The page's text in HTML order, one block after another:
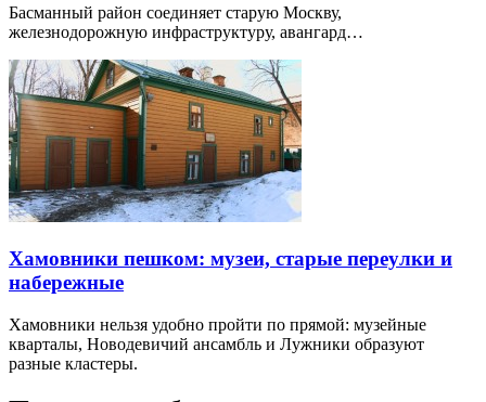
Басманный район соединяет старую Москву,
железнодорожную инфраструктуру, авангард…
Хамовники пешком: музеи, старые переулки и
набережные
Хамовники нельзя удобно пройти по прямой: музейные
кварталы, Новодевичий ансамбль и Лужники образуют
разные кластеры.